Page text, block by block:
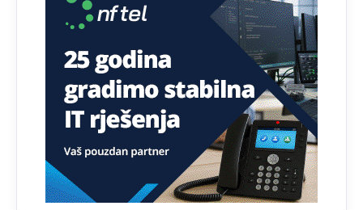
Анонимно2818605 8/8/2026
Ovo pravilo jeste unijelo opravdan strah, posebno kada
su u pitanju starije osobe, osobe sa slabijim vidom ili
drhtavom rukom
Анонимно2819033 8/8/2026
Yes,nekada je bila corava kutija za IZBORE a danas su
coravi biraci.
Анонимно2553747 8/8/2026 2:53